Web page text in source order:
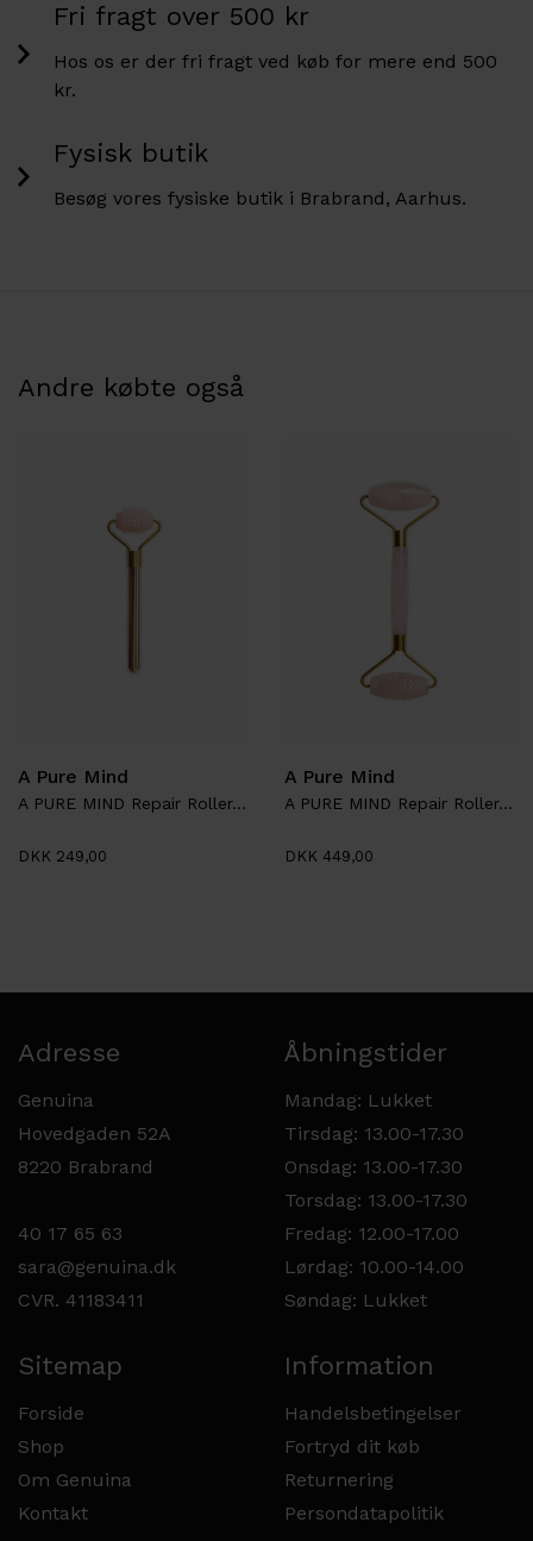
Fri fragt over 500 kr
Hos os er der fri fragt ved køb for mere end 500
kr.
Fysisk butik
Besøg vores fysiske butik i Brabrand, Aarhus.
Andre købte også
A Pure Mind
A PURE MIND Repair Roller, Rosa Kvarts - Travel size
DKK 249,00
A Pure Mind
A PURE MIND Repair Roller, Rosa Kvarts
DKK 449,00
Adresse
Genuina
Hovedgaden 52A
8220 Brabrand
40 17 65 63
sara@genuina.dk
CVR. 41183411
Åbningstider
Mandag: Lukket
Tirsdag: 13.00-17.30
Onsdag: 13.00-17.30
Torsdag: 13.00-17.30
Fredag: 12.00-17.00
Lørdag: 10.00-14.00
Søndag: Lukket
Sitemap
Forside
Shop
Om Genuina
Kontakt
Information
Handelsbetingelser
Fortryd dit køb
Returnering
Persondatapolitik